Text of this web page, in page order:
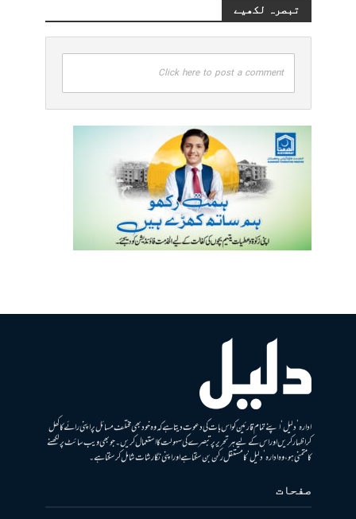
تبصرہ لکھیے
Click here to post a comment
ادارہ ’دلیل‘ اپنے تمام قارئین کو اس بات کی دعوت دیتا ہے کہ وہ خود بھی مختلف مسائل پر اپنی رائے کا کھل
کر اظہار کریں اور اس کے لیے ہر تحریر پر تبصرے کی سہولت کا استعمال کریں۔ جو بھی ویب سائٹ پر لکھنے
کا متمنی ہو، وہ ادارہ ’دلیل‘ کا مستقل رکن بن سکتا ہے اور اپنی نگارشات شامل کرسکتا ہے۔
صفحات